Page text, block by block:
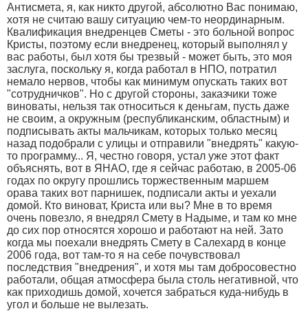
Антисмета, я, как никто другой, абсолютно Вас понимаю,
хотя не считаю вашу ситуацию чем-то неординарным.
Квалификация внедренцев Сметы - это больной вопрос
Кристы, поэтому если внедренец, который выполнял у
вас работы, был хотя бы трезвый - может быть, это моя
заслуга, поскольку я, когда работал в НПО, потратил
немало нервов, чтобы как минимум опускать таких вот
"сотрудничков". Но с другой стороны, заказчики тоже
виноваты, нельзя так относиться к деньгам, пусть даже
не своим, а окружным (республиканским, областным) и
подписывать акты мальчикам, которых только месяц
назад подобрали с улицы и отправили "внедрять" какую-
то программу... Я, честно говоря, устал уже этот факт
объяснять, вот в ЯНАО, где я сейчас работаю, в 2005-06
годах по округу прошлись торжественным маршем
орава таких вот парнишек, подписали акты и уехали
домой. Кто виноват, Криста или вы? Мне в то время
очень повезло, я внедрял Смету в Надыме, и там ко мне
до сих пор относятся хорошо и работают на ней. Зато
когда мы поехали внедрять Смету в Салехард в конце
2006 года, вот там-то я на себе почувствовал
последствия "внедрения", и хотя мы там добросовестно
работали, общая атмосфера была столь негативной, что
как приходишь домой, хочется забраться куда-нибудь в
угол и больше не вылезать.